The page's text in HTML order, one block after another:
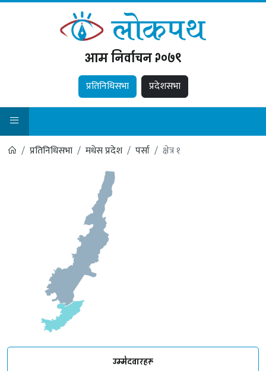
आम निर्वाचन २०७९
प्रतिनिधिसभा प्रदेशसभा
प्रतिनिधिसभा मधेस प्रदेश पर्सा क्षेत्र १
उम्मेदवारहरू